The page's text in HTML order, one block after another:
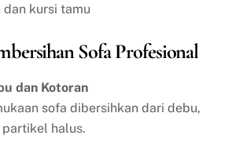
dan kursi tamu
Sofa Profesional
dan Kotoran
sofa dibersihkan dari debu,
halus.